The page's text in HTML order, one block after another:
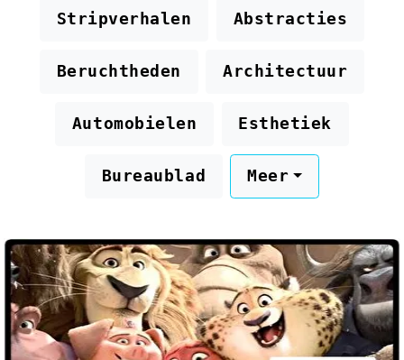
Stripverhalen Abstracties
Beruchtheden Architectuur
Automobielen Esthetiek
Bureaublad Meer